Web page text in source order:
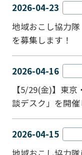
2026-04-23
地域おこし協力隊
を募集します！
2026-04-16
【5/29(金)】東
談デスク」を開催
2026-04-15